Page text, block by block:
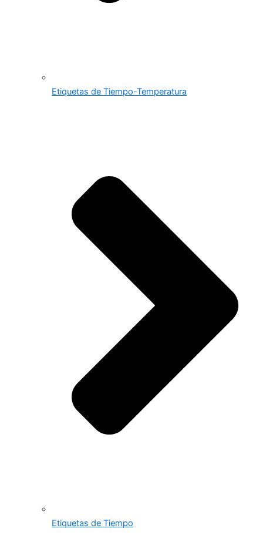
Etiquetas de Tiempo-Temperatura
Etiquetas de Tiempo